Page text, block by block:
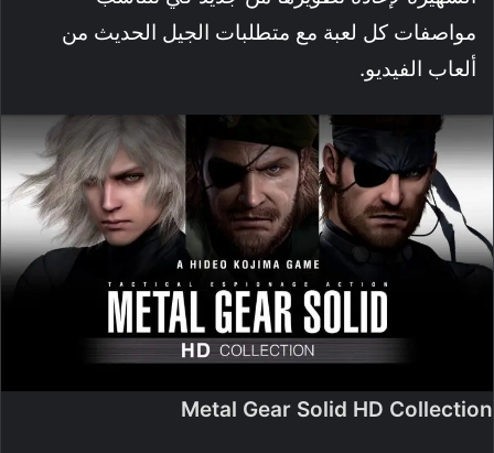
مواصفات كل لعبة مع متطلبات الجيل الحديث من
ألعاب الفيديو.
Metal Gear Solid HD Collection